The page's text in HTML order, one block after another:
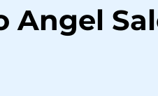
Angel